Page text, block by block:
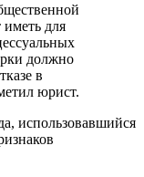
иметь для
должно
в
юрист.
использовавшийся